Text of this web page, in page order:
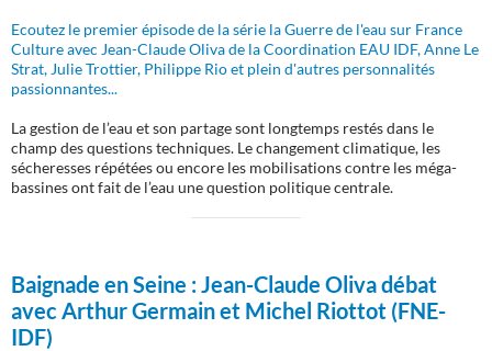
Ecoutez le premier épisode de la série la Guerre de l'eau sur France
Culture avec Jean-Claude Oliva de la Coordination EAU IDF, Anne Le
Strat, Julie Trottier, Philippe Rio et plein d'autres personnalités
passionnantes...
La gestion de l’eau et son partage sont longtemps restés dans le
champ des questions techniques. Le changement climatique, les
sécheresses répétées ou encore les mobilisations contre les méga-
bassines ont fait de l’eau une question politique centrale.
Baignade en Seine :Jean-Claude Oliva débat
avec Arthur Germain et Michel Riottot (FNE-
IDF)